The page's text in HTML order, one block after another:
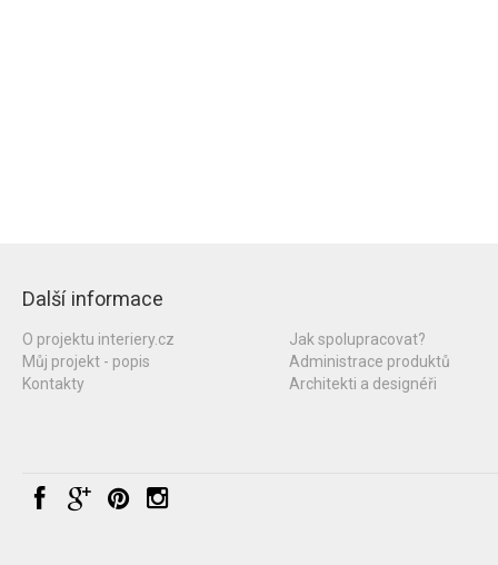
Další informace
O projektu interiery.cz
Můj projekt - popis
Kontakty
Jak spolupracovat?
Administrace produktů
Architekti a designéři